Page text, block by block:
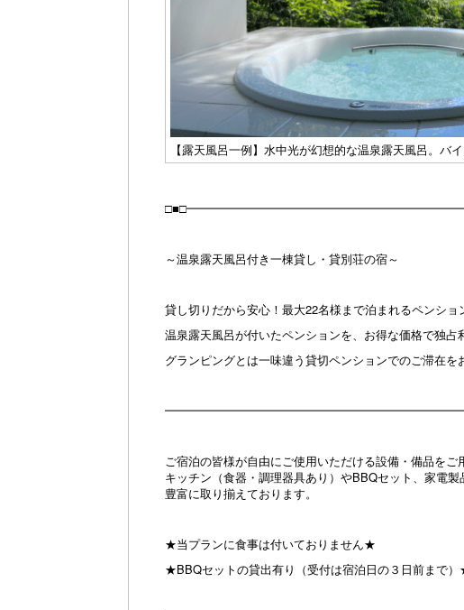
【露天風呂一例】水中光が幻想的な温泉露天風呂。バ
～温泉露天風呂付き一棟貸し・貸別荘の宿～
貸し切りだから安心！最大22名様まで泊まれるペンショ
温泉露天風呂が付いたペンションを、お得な価格で独占
グランピングとは一味違う貸切ペンションでのご滞在を
ご宿泊の皆様が自由にご使用いただける設備・備品をご
キッチン（食器・調理器具あり）やBBQセット、家電製
豊富に取り揃えております。
★当プランに食事は付いておりません★
★BBQセットの貸出有り（受付は宿泊日の３日前まで